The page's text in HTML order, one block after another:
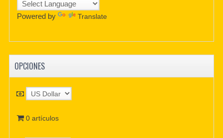
Powered by Translate
OPCIONES
0 artículos